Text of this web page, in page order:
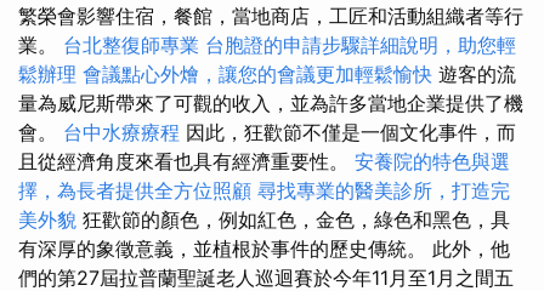
繁榮會影響住宿，餐館，當地商店，工匠和活動組織者等行
業。 台北整復師專業 台胞證的申請步驟詳細說明，助您輕
鬆辦理 會議點心外燴，讓您的會議更加輕鬆愉快 遊客的流
量為威尼斯帶來了可觀的收入，並為許多當地企業提供了機
會。 台中水療療程 因此，狂歡節不僅是一個文化事件，而
且從經濟角度來看也具有經濟重要性。 安養院的特色與選
擇，為長者提供全方位照顧 尋找專業的醫美診所，打造完
美外貌 狂歡節的顏色，例如紅色，金色，綠色和黑色，具
有深厚的象徵意義，並植根於事件的歷史傳統。 此外，他
們的第27屆拉普蘭聖誕老人巡迴賽於今年11月至1月之間五